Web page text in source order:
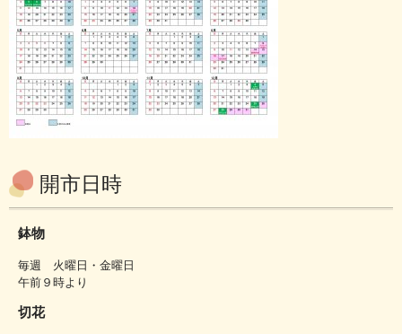
開市日時
鉢物
毎週 火曜日・金曜日
午前９時より
切花